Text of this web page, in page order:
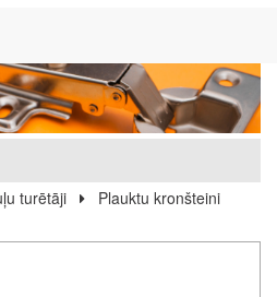
turētāji Plauktu kronšteini